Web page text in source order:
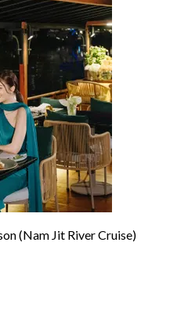
(Nam Jit River Cruise)